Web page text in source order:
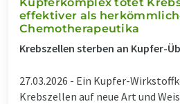
effektiver als
Chemotherapeutika
Krebszellen sterben an Kupfer-
27.03.2026 - Ein Kupfer-
Krebszellen auf neue Art und